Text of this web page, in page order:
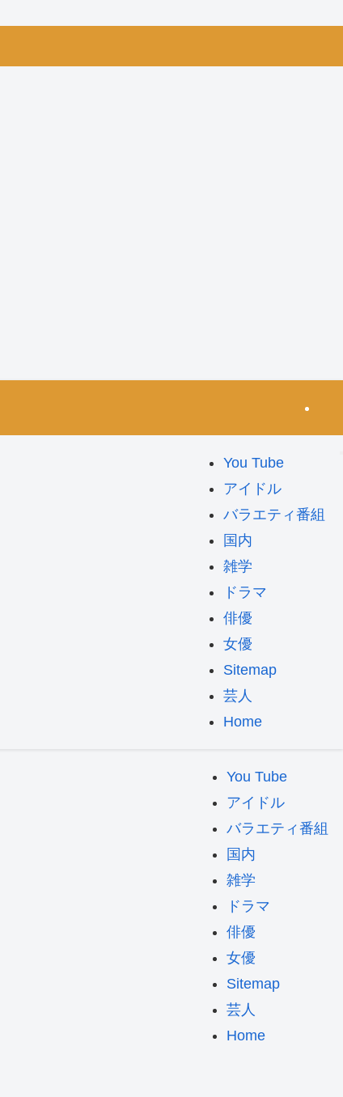
You Tube
アイドル
バラエティ番組
国内
雑学
ドラマ
俳優
女優
Sitemap
芸人
Home
You Tube
アイドル
バラエティ番組
国内
雑学
ドラマ
俳優
女優
Sitemap
芸人
Home